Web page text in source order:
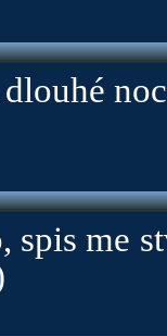
spis me